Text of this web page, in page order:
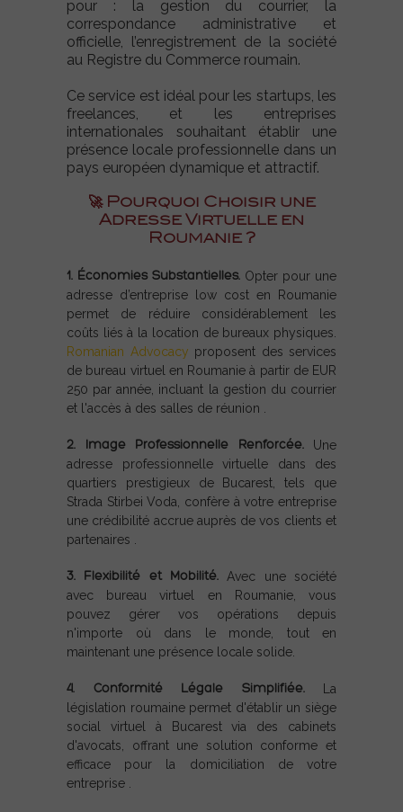
pour : l a gestion du courrier, l a
correspondance administrative et
officielle, l’enregistrement de la société
au Registre du Commerce roumain.
Ce service est idéal pour les startups, les
freelances, et les entreprises
internationales souhaitant établir une
présence locale professionnelle dans un
pays européen dynamique et attractif.
🚀 Pourquoi Choisir une
Adresse Virtuelle en
Roumanie ?
1. Économies Substantielles. Opter pour une
adresse d’entreprise low cost en Roumanie
permet de réduire considérablement les
coûts liés à la location de bureaux physiques.
Romanian Advocacy proposent des services
de bureau virtuel en Roumanie à partir de EUR
250 par année, incluant la gestion du courrier
et l'accès à des salles de réunion .
2. Image Professionnelle Renforcée. Une
adresse professionnelle virtuelle dans des
quartiers prestigieux de Bucarest, tels que
Strada Stirbei Voda, confère à votre entreprise
une crédibilité accrue auprès de vos clients et
partenaires .
3. Flexibilité et Mobilité. Avec une société
avec bureau virtuel en Roumanie, vous
pouvez gérer vos opérations depuis
n'importe où dans le monde, tout en
maintenant une présence locale solide.
4. Conformité Légale Simplifiée.
La
législation roumaine permet d'établir un siège
social virtuel à Bucarest via des cabinets
d'avocats, offrant une solution conforme et
efficace pour la domiciliation de votre
entreprise .